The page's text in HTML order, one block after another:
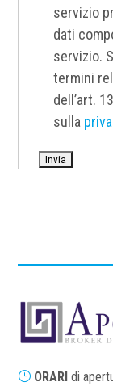
servizio
dati
servizio.
termini
dell’art.
sulla
} ORARI di